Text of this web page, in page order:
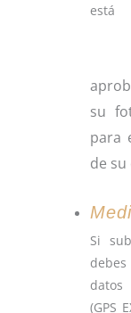
su
para
de
Si
(GPS